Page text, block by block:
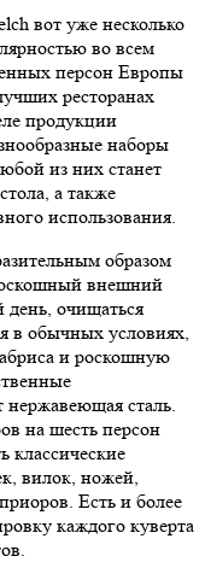
вот уже несколько
во всем
персон Европы
ресторанах
продукции
наборы
из них станет
а также
использования.
образом
внешний
очищаться
в обычных условиях,
и роскошную
нержавеющая сталь.
на шесть персон
классические
вилок, ножей,
Есть и более
каждого куверта